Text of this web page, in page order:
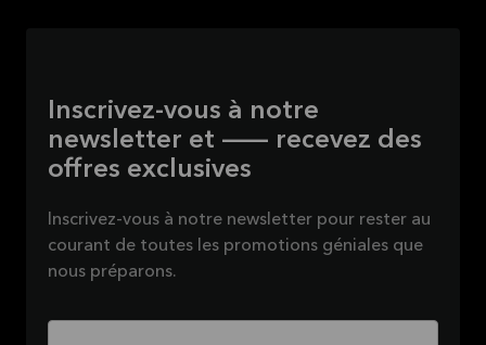
Inscrivez-vous à notre
newsletter et — recevez des
offres exclusives
Inscrivez-vous à notre newsletter pour rester au
courant de toutes les promotions géniales que
nous préparons.